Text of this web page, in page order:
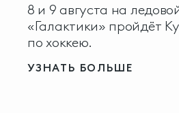
8 и 9 августа на
«Галактики» пройдёт
по хоккею.
УЗНАТЬ БОЛЬШЕ